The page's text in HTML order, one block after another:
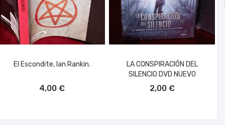
El Escondite, Ian Rankin.
4,00 €
LA CONSPIRACIÓN DEL
SILENCIO DVD NUEVO
2,00 €